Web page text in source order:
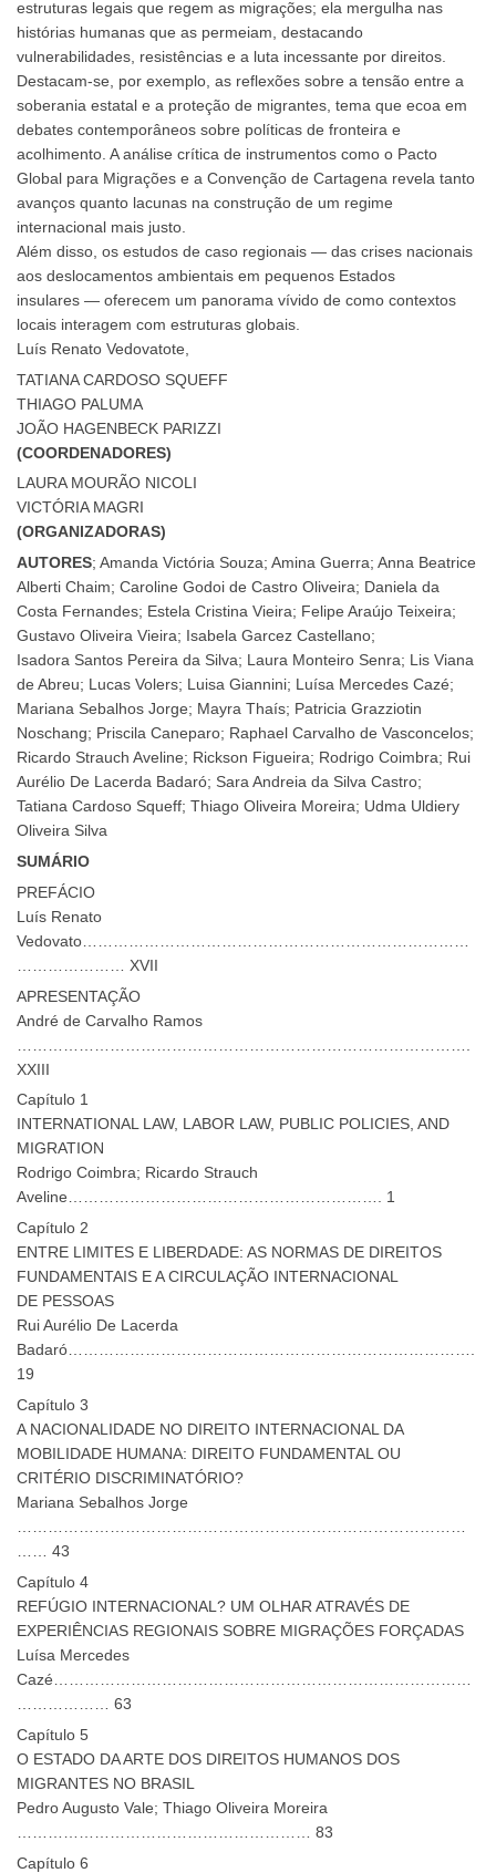
estruturas legais que regem as migrações; ela mergulha nas
histórias humanas que as permeiam, destacando
vulnerabilidades, resistências e a luta incessante por direitos.
Destacam-se, por exemplo, as reflexões sobre a tensão entre a
soberania estatal e a proteção de migrantes, tema que ecoa em
debates contemporâneos sobre políticas de fronteira e
acolhimento. A análise crítica de instrumentos como o Pacto
Global para Migrações e a Convenção de Cartagena revela tanto
avanços quanto lacunas na construção de um regime
internacional mais justo.
Além disso, os estudos de caso regionais — das crises nacionais
aos deslocamentos ambientais em pequenos Estados
insulares — oferecem um panorama vívido de como contextos
locais interagem com estruturas globais.
Luís Renato Vedovatote,
TATIANA CARDOSO SQUEFF
THIAGO PALUMA
JOÃO HAGENBECK PARIZZI
(COORDENADORES)
LAURA MOURÃO NICOLI
VICTÓRIA MAGRI
(ORGANIZADORAS)
AUTORES; Amanda Victória Souza; Amina Guerra; Anna Beatrice
Alberti Chaim; Caroline Godoi de Castro Oliveira; Daniela da
Costa Fernandes; Estela Cristina Vieira; Felipe Araújo Teixeira;
Gustavo Oliveira Vieira; Isabela Garcez Castellano;
Isadora Santos Pereira da Silva; Laura Monteiro Senra; Lis Viana
de Abreu; Lucas Volers; Luisa Giannini; Luísa Mercedes Cazé;
Mariana Sebalhos Jorge; Mayra Thaís; Patricia Grazziotin
Noschang; Priscila Caneparo; Raphael Carvalho de Vasconcelos;
Ricardo Strauch Aveline; Rickson Figueira; Rodrigo Coimbra; Rui
Aurélio De Lacerda Badaró; Sara Andreia da Silva Castro;
Tatiana Cardoso Squeff; Thiago Oliveira Moreira; Udma Uldiery
Oliveira Silva
SUMÁRIO
PREFÁCIO
Luís Renato
Vedovato…………………………………………………………………
………………… XVII
APRESENTAÇÃO
André de Carvalho Ramos
XXIII
Capítulo 1
INTERNATIONAL LAW, LABOR LAW, PUBLIC POLICIES, AND
MIGRATION
Rodrigo Coimbra; Ricardo Strauch
Aveline……………………………………………………. 1
Capítulo 2
ENTRE LIMITES E LIBERDADE: AS NORMAS DE DIREITOS
FUNDAMENTAIS E A CIRCULAÇÃO INTERNACIONAL
DE PESSOAS
Rui Aurélio De Lacerda
Badaró…………………………………………………………………….
19
Capítulo 3
A NACIONALIDADE NO DIREITO INTERNACIONAL DA
MOBILIDADE HUMANA: DIREITO FUNDAMENTAL OU
CRITÉRIO DISCRIMINATÓRIO?
Mariana Sebalhos Jorge
…… 43
Capítulo 4
REFÚGIO INTERNACIONAL? UM OLHAR ATRAVÉS DE
EXPERIÊNCIAS REGIONAIS SOBRE MIGRAÇÕES FORÇADAS
Luísa Mercedes
Cazé………………………………………………………………………
……………… 63
Capítulo 5
O ESTADO DA ARTE DOS DIREITOS HUMANOS DOS
MIGRANTES NO BRASIL
Pedro Augusto Vale; Thiago Oliveira Moreira
………………………………………………… 83
Capítulo 6